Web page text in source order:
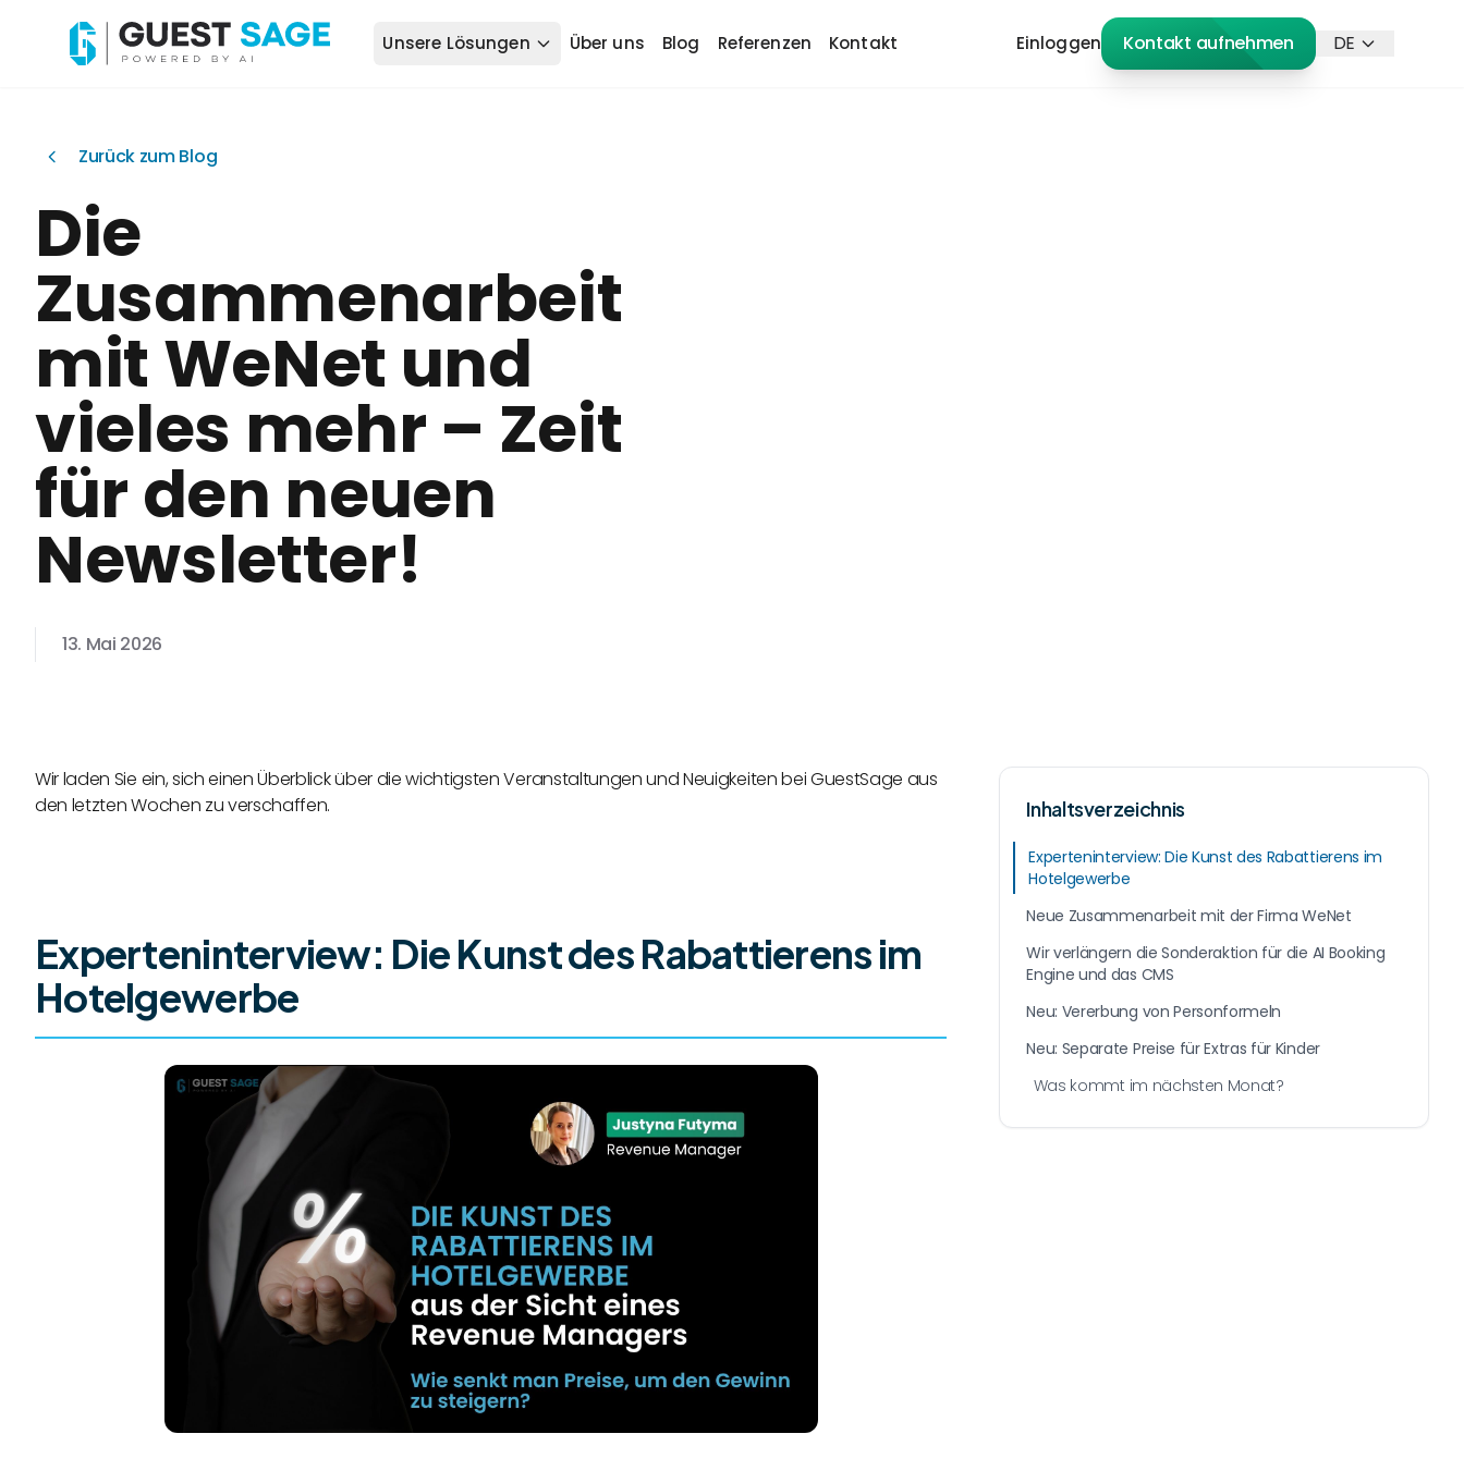
Unsere Lösungen Über uns Blog Referenzen Kontakt Einloggen Kontakt aufnehmen DE
Zurück zum Blog
Die
Zusammenarbeit
mit WeNet und
vieles mehr – Zeit
für den neuen
Newsletter!
13. Mai 2026
Wir laden Sie ein, sich einen Überblick über die wichtigsten Veranstaltungen und Neuigkeiten bei GuestSage aus
den letzten Wochen zu verschaffen.
Experteninterview: Die Kunst des Rabattierens im
Hotelgewerbe
Inhaltsverzeichnis
Experteninterview: Die Kunst des Rabattierens im
Hotelgewerbe
Neue Zusammenarbeit mit der Firma WeNet
Wir verlängern die Sonderaktion für die AI Booking
Engine und das CMS
Neu: Vererbung von Personformeln
Neu: Separate Preise für Extras für Kinder
Was kommt im nächsten Monat?